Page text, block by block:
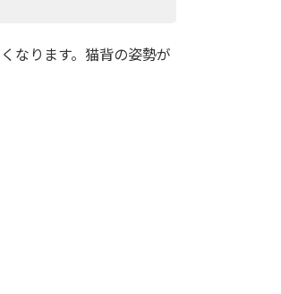
なります。猫背の姿勢が